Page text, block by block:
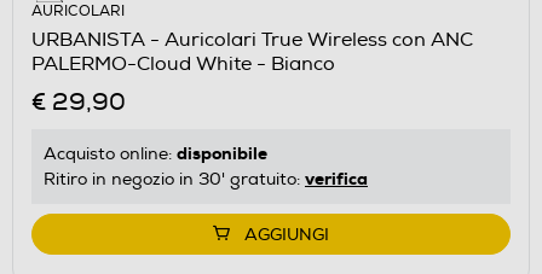
AURICOLARI
URBANISTA - Auricolari True Wireless con ANC
PALERMO-Cloud White - Bianco
€ 29,90
Acquisto online: disponibile
Ritiro in negozio in 30' gratuito: verifica
AGGIUNGI